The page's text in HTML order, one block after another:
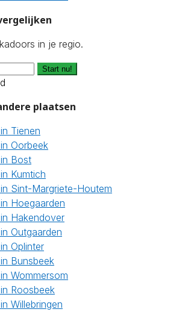
in je regio.
Start nu!
plaatsen
Tienen
Oorbeek
Bost
Kumtich
Sint-Margriete-Houtem
Hoegaarden
Hakendover
Outgaarden
Oplinter
Bunsbeek
Wommersom
Roosbeek
Willebringen